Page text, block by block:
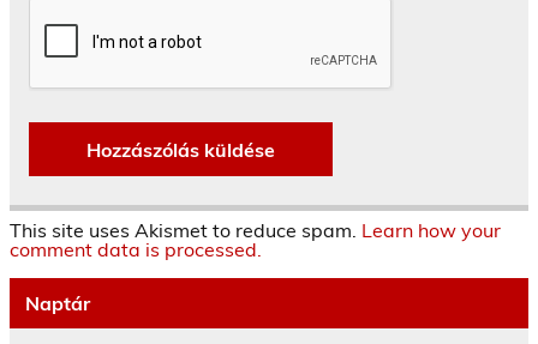
This site uses Akismet to reduce spam. Learn how your
comment data is processed.
Naptár